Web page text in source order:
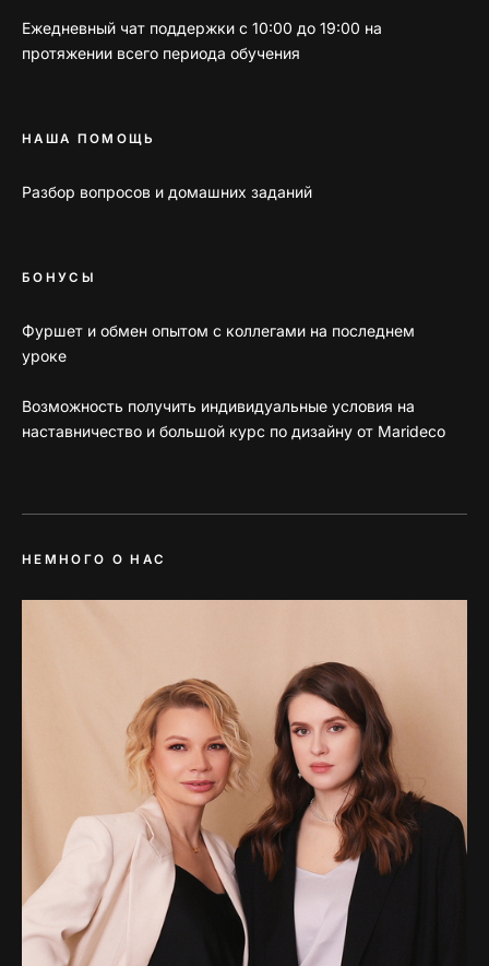
Ежедневный чат поддержки с 10:00 до 19:00 на
протяжении всего периода обучения
НАША ПОМОЩЬ
Разбор вопросов и домашних заданий
БОНУСЫ
Фуршет и обмен опытом с коллегами на последнем
уроке
Возможность получить индивидуальные условия на
наставничество и большой курс по дизайну от Marideco
НЕМНОГО О НАС